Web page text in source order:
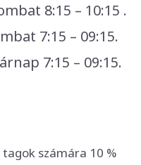
8:15 – 10:15 .
7:15 – 09:15.
7:15 – 09:15.
számára 10 %